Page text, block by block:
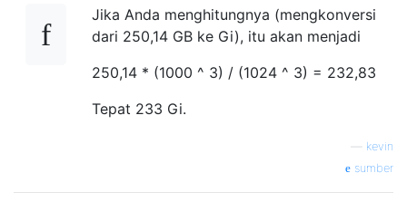
Jika Anda menghitungnya (mengkonversi
dari 250,14 GB ke Gi), itu akan menjadi
250,14 * (1000 ^ 3) / (1024 ^ 3) = 232,83
Tepat 233 Gi.
kevin
sumber